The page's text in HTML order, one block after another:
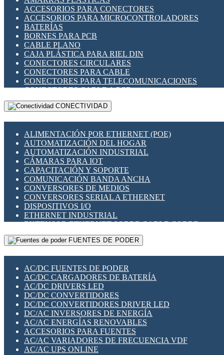
INDICADORES PARA PANEL
INTERFACES DE RELÉ
INTERRUPTORES FIN DE CARRERA
LLAVES CONMUTADORAS
MEDIDORES DE ENERGÍA Y TC'S DE CORRIENTE
MOTORES PASO A PASO
PANTALLAS HMI
PLC -CONTROLADORES LÓGICO PROGRAMABLES
PROGRAMADORES DE HORARIO
RELÉS DE PROTECCIÓN
SENSORES CAPACITIVOS
SENSORES INDUCTIVOS
TEMPORIZADORES
VARIACS
VARIADORES DE FRECUENCIA [VDF]
SECCIONADORES - INTERRUPTORES
MAQUINARIA
ACCESORIOS PARA CONECTORES
ACCESORIOS PARA MICROCONTROLADORES
BATERÍAS
BORNES PARA PCB
CABLE PLANO
CAJA PLÁSTICA PARA RIEL DIN
CONECTORES CIRCULARES
CONECTORES PARA CABLE
CONECTORES PARA TELECOMUNICACIONES
CONECTORES CABLE A PCB
CONECTORES PCB A CABLE
DIP SWITCHES
HERRAMIENTAS VARIAS
ILUMINACIÓN LED
INTERRUPTORES REED
INTERFACES DE RELÉ
OTROS RELÉS
PROTECCIÓN TÉRMICA
RELÉS AUTOMOTRICES
RELÉS DE SEÑAL
RELÉS DE ESTADO SÓLIDO SSR
RELÉS INDUSTRIALES
RELÉS MINIATURA DE POTENCIA
SENSORES MAGNÉTICOS
SWITCH Y MICROSWITCH
TARJETAS PI
UNIÓN Y DERIVACIÓN DE CABLE
CONECTIVIDAD
ALIMENTACIÓN POR ETHERNET (POE)
AUTOMATIZACIÓN DEL HOGAR
AUTOMATIZACIÓN INDUSTRIAL
CÁMARAS PARA IOT
CAPACITACIÓN Y SOPORTE
COMUNICACIÓN BANDA ANCHA
CONVERSORES DE MEDIOS
CONVERSORES SERIAL A ETHERNET
DISPOSITIVOS I/O
ETHERNET INDUSTRIAL
EXTENSOR ETHERNET SOBRE CABLE COBRE
GATEWAY LORAWAN
GESTIÓN DE REDES
PLACAS MODULARES IOT
SWITCHES Y REDES WIFI
SOLUCIONES IOT
SOLUCIONES LORAWAN
SOLUCIONES RED CELULAR
SEGURIDAD PARA REDES
SWITCHES LAN
TELEFONÍA IP (VOIP)
VIGILANCIA IP (CCTV)
MESHTASTIC
FUENTES DE PODER
AC/DC FUENTES DE PODER
AC/DC CARGADORES DE BATERÍA
AC/DC DRIVERS LED
DC/DC CONVERTIDORES
DC/DC CONVERTIDORES DRIVER LED
DC/AC INVERSORES DE ENERGÍA
AC/AC ENERGÍAS RENOVABLES
ACCESORIOS PARA FUENTES
AC/AC VARIADORES DE FRECUENCIA VDF
AC/AC UPS ONLINE